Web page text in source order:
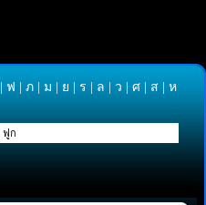
ฟ ภ| ม ย ร ล ว ศ| ส
ห
ฟูก